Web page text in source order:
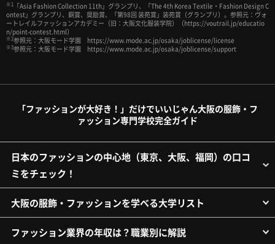
※1
「Asia Fashion Collection 11th」グランプリ、「The 4th Korea Textile・Fashion Design C
ontest」グランプリ、銅賞、奨励賞、「第98回 装苑賞」装苑賞（グランプリ）。参照元：ヴォ
ートレイルファッションアカデミー（旧：大阪文化服装学院）（https://voutrail.jp/educatio
n/point-contest.html）
※2参照元：大阪モード学園 https://www.mode.ac.jp/osaka/joblicense/license
※3参照元：大阪モード学園 https://www.mode.ac.jp/osaka/joblicense/support
「ファッションが大好き！」だけでいいじゃん大阪の服飾・フ
ァッション専門学校完全ガイド
日本のファッションの中心地（東京、大阪、福岡）の口コ
ミをチェック！
大阪の服飾・ファッションを学べる大学リスト
ファッション業界の年収は？職業別に解説